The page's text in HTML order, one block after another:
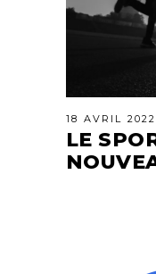
18 AVRIL 2022
LE